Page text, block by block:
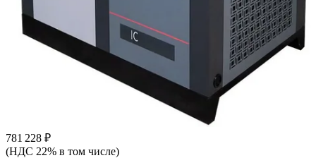
781 228 ₽
(НДС 22% в том числе)